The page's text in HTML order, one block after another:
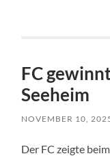
FC
Seeheim
NOVEMBER 10,
Der FC zeigte